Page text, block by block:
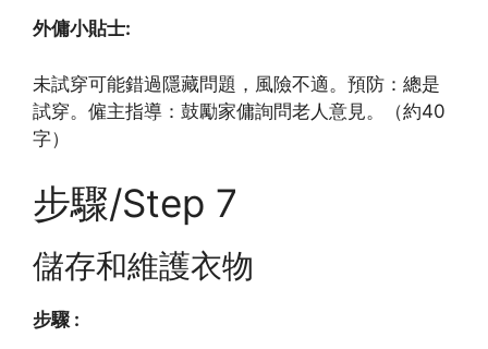
外傭小貼士:
未試穿可能錯過隱藏問題，風險不適。預防：總是
試穿。僱主指導：鼓勵家傭詢問老人意見。（約40
字）
步驟/Step 7
儲存和維護衣物
步驟 :